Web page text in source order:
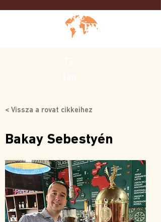
< Vissza a rovat cikkeihez
Bakay Sebestyén